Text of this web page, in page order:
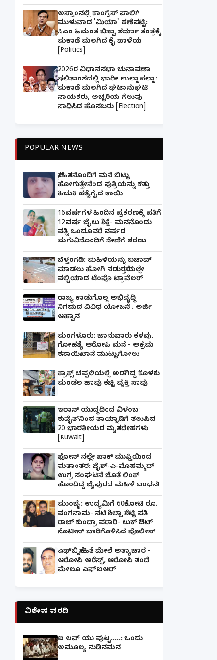
ಅಸ್ಸಾಂನಲ್ಲಿ ಕಾಂಗ್ರೆಸ್ ಪಾಲಿಗೆ
ಮುಳುವಾದ 'ಮಿಯಾ' ಹಣೆಪಟ್ಟಿ:
ಸಿಎಂ ಹಿಮಂತ ಬಿಸ್ವಾ ಶರ್ಮಾ ತಂತ್ರಕ್ಕೆ
ಮಕಾಡೆ ಮಲಗಿದ ಕೈ ಪಾಳೆಯ
[Politics]
2026ರ ವಿಧಾನಸಭಾ ಚುನಾವಣಾ
ಫಲಿತಾಂಶದಲ್ಲಿ ಭಾರೀ ಉಲ್ಟಾಪಲ್ಟಾ:
ಮಕಾಡೆ ಮಲಗಿದ ಘಟಾನುಘಟಿ
ನಾಯಕರು, ಅಚ್ಚರಿಯ ಗೆಲುವು
ಸಾಧಿಸಿದ ಹೊಸಬರು [Election]
POPULAR NEWS
ಸ್ನೇಹಿತನೊಂದಿಗೆ ಮನೆ ಬಿಟ್ಟು
ಹೋಗುತ್ತೇನೆಂದ ಪುತ್ರಿಯನ್ನು ಕತ್ತು
ಹಿಚುಕಿ ಹತ್ಯೆಗೈದ ತಾಯಿ
16ವರ್ಷಗಳ ಹಿಂದಿನ ಪ್ರಕರಣಕ್ಕೆ ಪತಿಗೆ
12ವರ್ಷ ಜೈಲು ಶಿಕ್ಷೆ- ಮನನೊಂದು
ಪತ್ನಿ ಒಂದೂವರೆ ವರ್ಷದ
ಮಗುವಿನೊಂದಿಗೆ ನೇಣಿಗೆ ಶರಣು
ಬೆಳ್ತಂಗಡಿ: ಮಹಿಳೆಯನ್ನು ಬಚಾವ್
ಮಾಡಲು ಹೋಗಿ ನಡುರಸ್ತೆಯಲ್ಲೇ
ಪಲ್ಟಿಯಾದ ಟೆಂಪೊ ಟ್ರಾವೆಲರ್
ರಾಜ್ಯ ಕಾಡುಗೊಲ್ಲ ಅಭಿವೃದ್ಧಿ
ನಿಗಮದ ವಿವಿಧ ಯೋಜನೆ : ಅರ್ಜಿ
ಆಹ್ವಾನ
ಮಂಗಳೂರು: ಜಾನುವಾರು ಕಳವು,
ಗೋಹತ್ಯೆ ಆರೋಪಿ ಮನೆ - ಅಕ್ರಮ
ಕಸಾಯಿಖಾನೆ ಮುಟ್ಟುಗೋಲು
ಕ್ರಾಕ್ಸ್ ಚಪ್ಪಲಿಯಲ್ಲಿ ಅಡಗಿದ್ದ ಕೊಳಕು
ಮಂಡಲ ಹಾವು ಕಚ್ಚಿ ವ್ಯಕ್ತಿ ಸಾವು
ಇರಾನ್ ಯುದ್ಧದಿಂದ ವಿಳಂಬ:
ಕುವೈತ್‌ನಿಂದ ತಾಯ್ನಾಡಿಗೆ ತಲುಪಿದ
20 ಭಾರತೀಯರ ಮೃತದೇಹಗಳು
[Kuwait]
ಫೋನ್ ನಲ್ಲೇ ಪಾಕ್ ಮುಫ್ತಿಯಿಂದ
ಮತಾಂತರ: ಜೈಶ್-ಎ-ಮೊಹಮ್ಮದ್
ಉಗ್ರ ಸಂಘಟನೆ ಜೊತೆ ಲಿಂಕ್
ಹೊಂದಿದ್ದ ಜೈಪುರದ ಮಹಿಳೆ ಬಂಧನ!
ಮುಂಬೈ: ಉದ್ಯಮಿಗೆ 60ಕೋಟಿ ರೂ.
ಪಂಗನಾಮ- ನಟಿ ಶಿಲ್ಪಾ ಶೆಟ್ಟಿ ಪತಿ
ರಾಜ್ ಕುಂದ್ರಾ ಪರಾರಿ- ಲುಕ್ ಔಟ್
ನೊಟೀಸ್ ಜಾರಿಗೊಳಿಸಿದ ಪೊಲೀಸ್
ಎಫ್‌ಬಿ ಸ್ನೇಹಿತೆ ಮೇಲೆ ಅತ್ಯಾಚಾರ -
ಆರೋಪಿ ಅರೆಸ್ಟ್, ಆರೋಪಿ ತಂದೆ
ಮೇಲೂ ಎಫ್ಐಆರ್
ವಿಶೇಷ ವರದಿ
ಐ ಲವ್ ಯು ಪುಟ್ಟ.....: ಒಂದು
ಅಮೂಲ್ಯ ನುಡಿನಮನ